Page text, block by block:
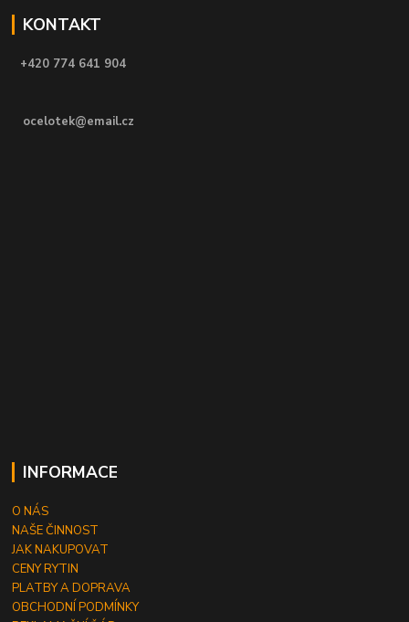
KONTAKT
+420 774 641 904
ocelotek@email.cz
INFORMACE
O NÁS
NAŠE ČINNOST
JAK NAKUPOVAT
CENY RYTIN
PLATBY A DOPRAVA
OBCHODNÍ PODMÍNKY